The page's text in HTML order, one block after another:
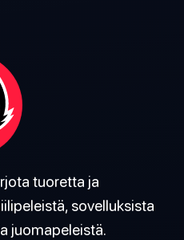
tuoretta ja
sovelluksista
juomapeleistä.